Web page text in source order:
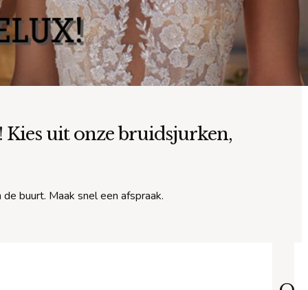
uit onze bruidsjurken,
buurt. Maak snel een afspraak.